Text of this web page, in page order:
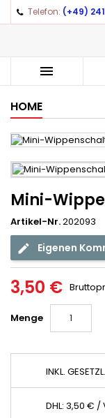
Telefon: (+49)

HOME
Mini-
Artikel-Nr.202093
Eigenen
3,50 €
Menge
INKL.
DHL: 3,50 € /